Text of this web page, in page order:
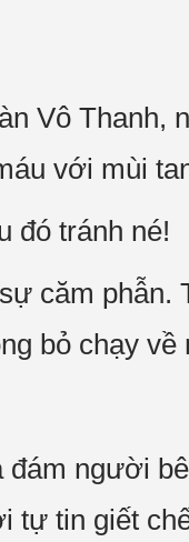
Vô
với mùi
đó tránh né!
căm
bỏ chạy
người
tự tin giết